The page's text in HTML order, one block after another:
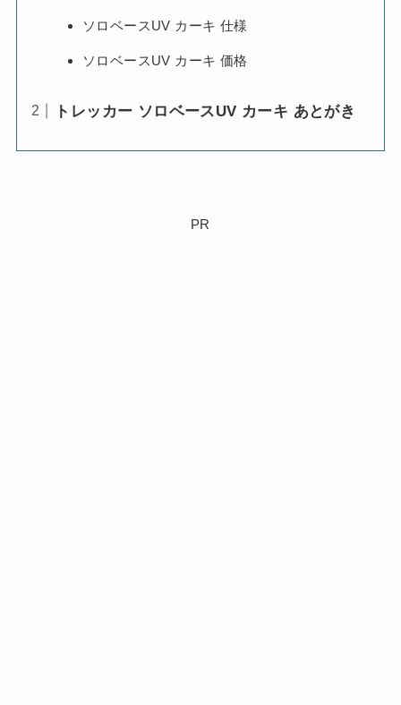
ソロベースUV カーキ 仕様
ソロベースUV カーキ 価格
トレッカー ソロベースUV カーキ あとがき
PR